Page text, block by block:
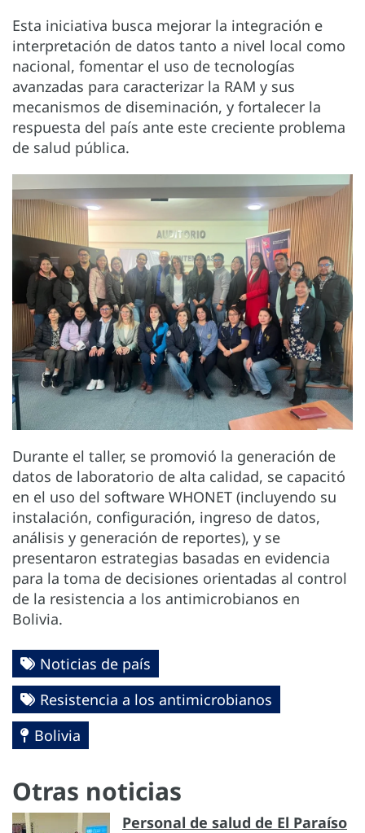
Esta iniciativa busca mejorar la integración e
interpretación de datos tanto a nivel local como
nacional, fomentar el uso de tecnologías
avanzadas para caracterizar la RAM y sus
mecanismos de diseminación, y fortalecer la
respuesta del país ante este creciente problema
de salud pública.
Durante el taller, se promovió la generación de
datos de laboratorio de alta calidad, se capacitó
en el uso del software WHONET (incluyendo su
instalación, configuración, ingreso de datos,
análisis y generación de reportes), y se
presentaron estrategias basadas en evidencia
para la toma de decisiones orientadas al control
de la resistencia a los antimicrobianos en
Bolivia.
Noticias de país
Resistencia a los antimicrobianos
Bolivia
Otras noticias
Personal de salud de El Paraíso